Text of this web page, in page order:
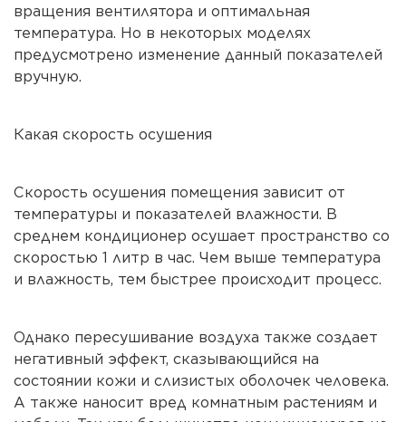
вращения вентилятора и оптимальная
температура. Но в некоторых моделях
предусмотрено изменение данный показателей
вручную.
Какая скорость осушения
Скорость осушения помещения зависит от
температуры и показателей влажности. В
среднем кондиционер осушает пространство со
скоростью 1 литр в час. Чем выше температура
и влажность, тем быстрее происходит процесс.
Однако пересушивание воздуха также создает
негативный эффект, сказывающийся на
состоянии кожи и слизистых оболочек человека.
А также наносит вред комнатным растениям и